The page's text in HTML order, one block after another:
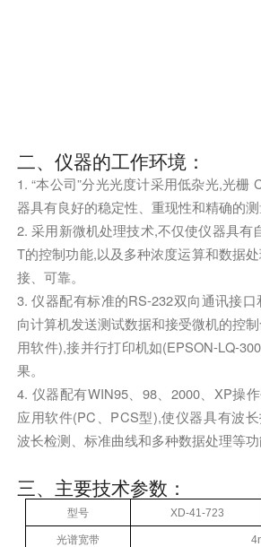
二、仪器的工作环境：
1. “本公司”分光光度计采用低杂光,光栅
器具有良好的稳定性、重现性和精确的测
2. 采用新微机处理技术,不仅使仪器具有
T的控制功能,以及多种浓度运算和数据
接、可靠。
3. 仪器配有标准的RS-232双向通讯接
向计算机发送测试数据和接受微机的控
用软件),接并行打印机如(EPSON-LQ-
果。
4. 仪器配有WIN95、98、2000、XP操
应用软件(PC、PCS型),使仪器具有波
波长检测、标准曲线和多种数据处理等功
三、主要技术参数：
型号 XD-41-723
光谱宽带